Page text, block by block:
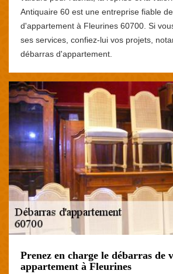
Antiquaire 60 est une entreprise fiable
d'appartement à Fleurines 60700. Si
ses services, confiez-lui vos projets,
débarras d'appartement.
Prenez en charge le débarras de
appartement à Fleurines